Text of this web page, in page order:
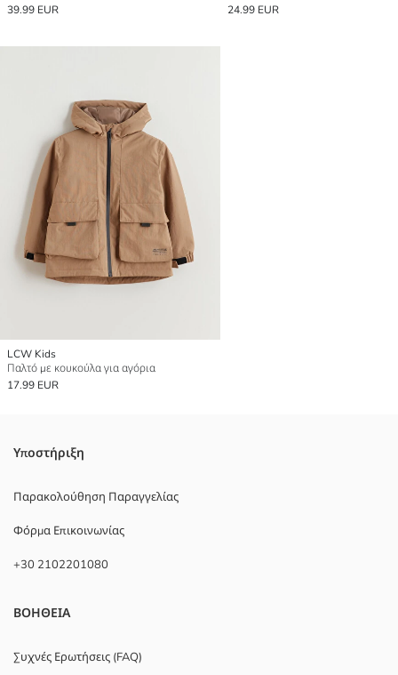
39.99 EUR
24.99 EUR
LCW Kids
Παλτό με κουκούλα για αγόρια
17.99 EUR
Υποστήριξη
Παρακολούθηση Παραγγελίας
Φόρμα Επικοινωνίας
+30 2102201080
ΒΟΗΘΕΙΑ
Συχνές Ερωτήσεις (FAQ)